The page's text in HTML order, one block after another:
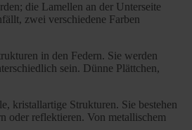
die Lamellen an der Unterseite
zwei verschiedene Farben
in den Federn. Sie werden
sein. Dünne Plättchen,
kristallartige Strukturen. Sie bestehen
oder reflektieren. Von metallischem